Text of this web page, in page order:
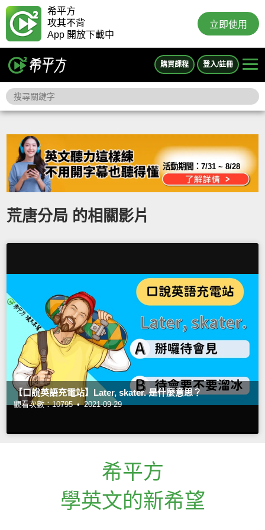
希平方
攻其不背
App 開放下載中
立即使用
購買課程 登入/註冊
活動期間：7/31 ~ 8/28
荒唐分局 的相關影片
【口說英語充電站】Later, skater. 是什麼意思？
觀看次數：10795 • 2021-09-29
希平方
學英文的新希望